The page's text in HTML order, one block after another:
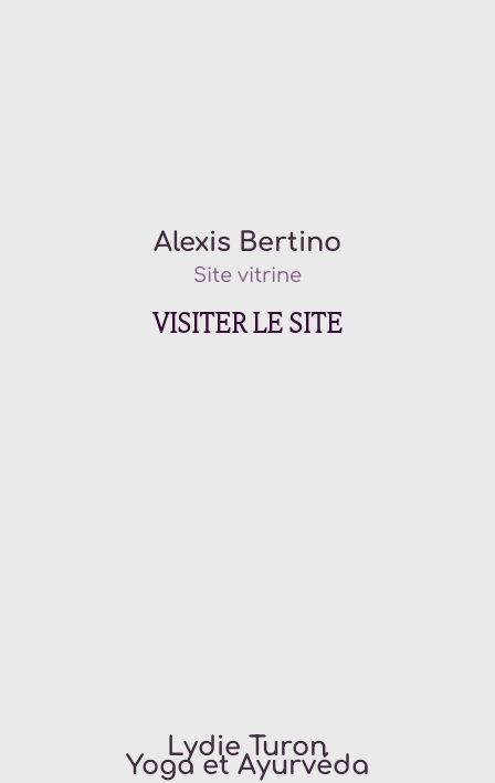
Alexis Bertino
Site vitrine
VISITER LE SITE
Lydie Turon
Yoga et Ayurvéda